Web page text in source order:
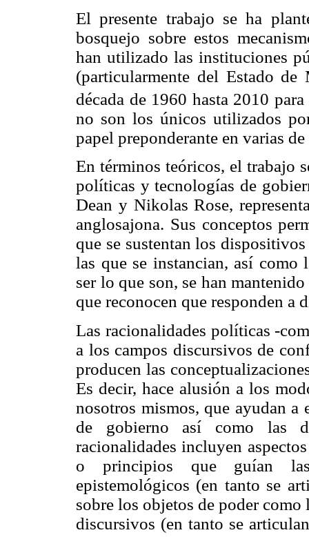
El presente trabajo se ha
bosquejo sobre estos
han utilizado las instituciones
(particularmente del Estado
década de 1960 hasta 2010
no son los únicos utilizados
papel preponderante en varias de
En términos teóricos, el trabajo
políticas y tecnologías de
Dean y Nikolas Rose,
anglosajona. Sus conceptos
que se sustentan los
las que se instancian, así como
ser lo que son, se han
que reconocen que responden
Las racionalidades políticas -
a los campos discursivos de
producen las
Es decir, hace alusión a los
nosotros mismos, que ayudan
de gobierno así como las
racionalidades incluyen
o principios que guían las
epistemológicos (en tanto se
sobre los objetos de poder
discursivos (en tanto se